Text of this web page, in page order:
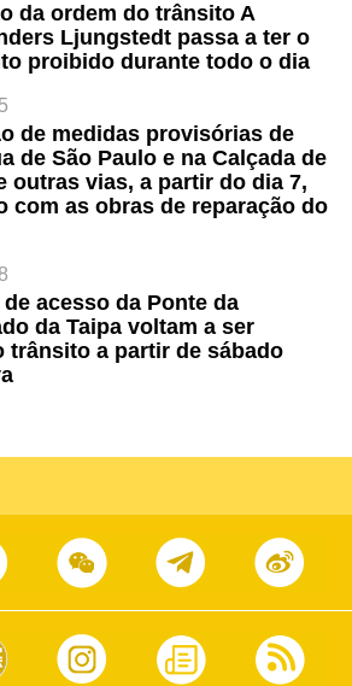
da ordem do trânsito A
Ljungstedt passa a ter o
proibido durante todo o dia
de medidas provisórias de
de São Paulo e na Calçada de
outras vias, a partir do dia 7,
com as obras de reparação do
acesso da Ponte da
da Taipa voltam a ser
trânsito a partir de sábado